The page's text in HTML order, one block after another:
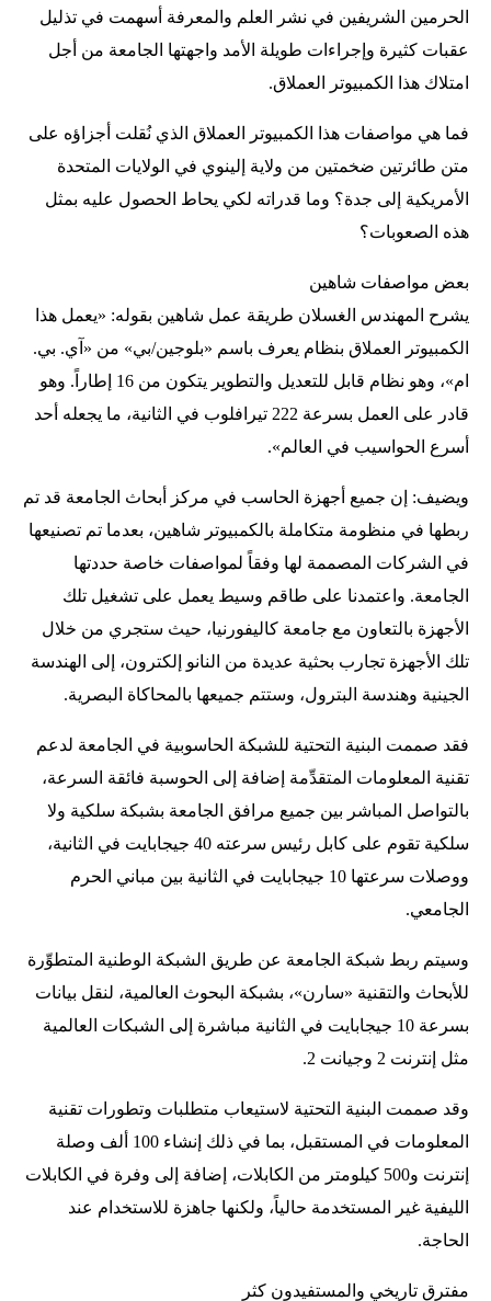
الحرمين الشريفين في نشر العلم والمعرفة أسهمت في تذليل
عقبات كثيرة وإجراءات طويلة الأمد واجهتها الجامعة من أجل
امتلاك هذا الكمبيوتر العملاق.
فما هي مواصفات هذا الكمبيوتر العملاق الذي نُقلت أجزاؤه على
متن طائرتين ضخمتين من ولاية إلينوي في الولايات المتحدة
الأمريكية إلى جدة؟ وما قدراته لكي يحاط الحصول عليه بمثل
هذه الصعوبات؟
بعض مواصفات شاهين
يشرح المهندس الغسلان طريقة عمل شاهين بقوله: «يعمل هذا
الكمبيوتر العملاق بنظام يعرف باسم «بلوجين/بي» من «آي. بي.
ام»، وهو نظام قابل للتعديل والتطوير يتكون من 16 إطاراً. وهو
قادر على العمل بسرعة 222 تيرافلوب في الثانية، ما يجعله أحد
أسرع الحواسيب في العالم».
ويضيف: إن جميع أجهزة الحاسب في مركز أبحاث الجامعة قد تم
ربطها في منظومة متكاملة بالكمبيوتر شاهين، بعدما تم تصنيعها
في الشركات المصممة لها وفقاً لمواصفات خاصة حددتها
الجامعة. واعتمدنا على طاقم وسيط يعمل على تشغيل تلك
الأجهزة بالتعاون مع جامعة كاليفورنيا، حيث ستجري من خلال
تلك الأجهزة تجارب بحثية عديدة من النانو إلكترون، إلى الهندسة
الجينية وهندسة البترول، وستتم جميعها بالمحاكاة البصرية.
فقد صممت البنية التحتية للشبكة الحاسوبية في الجامعة لدعم
تقنية المعلومات المتقدِّمة إضافة إلى الحوسبة فائقة السرعة،
بالتواصل المباشر بين جميع مرافق الجامعة بشبكة سلكية ولا
سلكية تقوم على كابل رئيس سرعته 40 جيجابايت في الثانية،
ووصلات سرعتها 10 جيجابايت في الثانية بين مباني الحرم
الجامعي.
وسيتم ربط شبكة الجامعة عن طريق الشبكة الوطنية المتطوِّرة
للأبحاث والتقنية «سارن»، بشبكة البحوث العالمية، لنقل بيانات
بسرعة 10 جيجابايت في الثانية مباشرة إلى الشبكات العالمية
مثل إنترنت 2 وجيانت 2.
وقد صممت البنية التحتية لاستيعاب متطلبات وتطورات تقنية
المعلومات في المستقبل، بما في ذلك إنشاء 100 ألف وصلة
إنترنت و500 كيلومتر من الكابلات، إضافة إلى وفرة في الكابلات
الليفية غير المستخدمة حالياً، ولكنها جاهزة للاستخدام عند
الحاجة.
مفترق تاريخي والمستفيدون كثر